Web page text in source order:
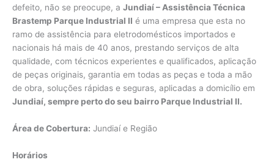
defeito, não se preocupe, a Jundiaí – Assistência Técnica
Brastemp Parque Industrial II é uma empresa que esta no
ramo de assistência para eletrodomésticos importados e
nacionais há mais de 40 anos, prestando serviços de alta
qualidade, com técnicos experientes e qualificados, aplicação
de peças originais, garantia em todas as peças e toda a mão
de obra, soluções rápidas e seguras, aplicadas a domicílio em
Jundiaí, sempre perto do seu bairro Parque Industrial II.
Área de Cobertura: Jundiaí e Região
Horários